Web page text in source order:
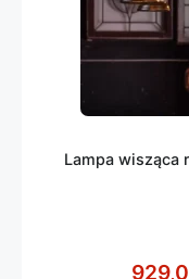
Lampa wisząca